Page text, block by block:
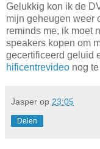
Gelukkig kon ik de
mijn geheugen weer
reminds me, ik moet
speakers kopen om
gecertificeerd geluid
hificentrevideo nog
Jasper op 23:05
Delen